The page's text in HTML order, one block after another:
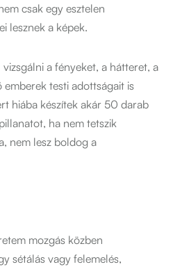
csak egy esztelen
lesznek a képek.
a fényeket, a hátteret, a
testi adottságait is
hiába készítek akár 50 darab
ha nem tetszik
nem lesz boldog a
mozgás közben
sétálás vagy felemelés,